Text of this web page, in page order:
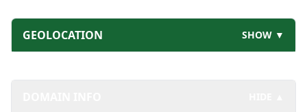
GEOLOCATION SHOW ▼